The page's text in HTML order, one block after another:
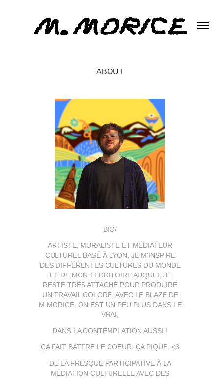
ABOUT
BIO/
ARTISTE, MURALISTE ET MÉDIATEUR
CULTUREL BASÉ À LYON. JE M’INSPIRE
DES DIFFÉRENTES CULTURES DU MONDE
ET DE MON TERRITOIRE AUQUEL JE
RESTE TRÈS ATTACHÉ POUR PRODUIRE
UN TRAVAIL COLORÉ. AVEC LE BLAZE DE
M.MORICE, ON EST UN PEU PLUS DANS LE
VRAI,
DANS LA CONTEMPLATION AUSSI !
ÇA FAIT BATTRE LE COEUR, ÇA PIQUE. <3
DE LA FRESQUE PARTICIPATIVE À LA
MÉDIATION CULTURELLE AVEC DES